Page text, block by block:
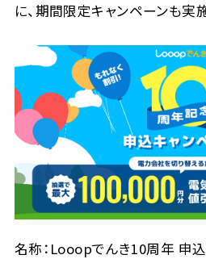
に、期間限定キャンペーンも実
名称：Looopでんき10周年 申